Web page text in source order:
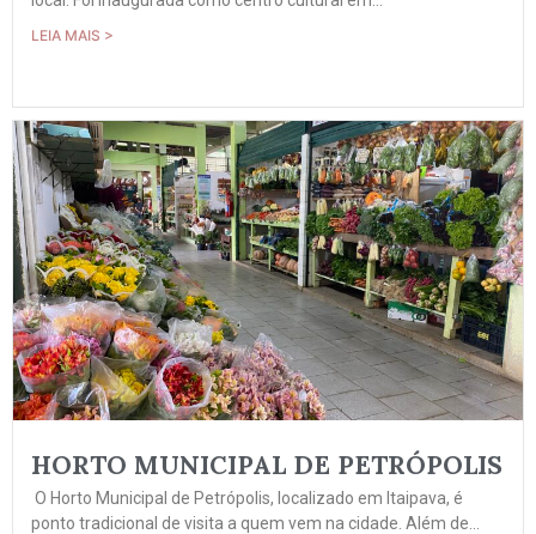
LEIA MAIS >
HORTO MUNICIPAL DE PETRÓPOLIS
O Horto Municipal de Petrópolis, localizado em Itaipava, é
ponto tradicional de visita a quem vem na cidade. Além de...